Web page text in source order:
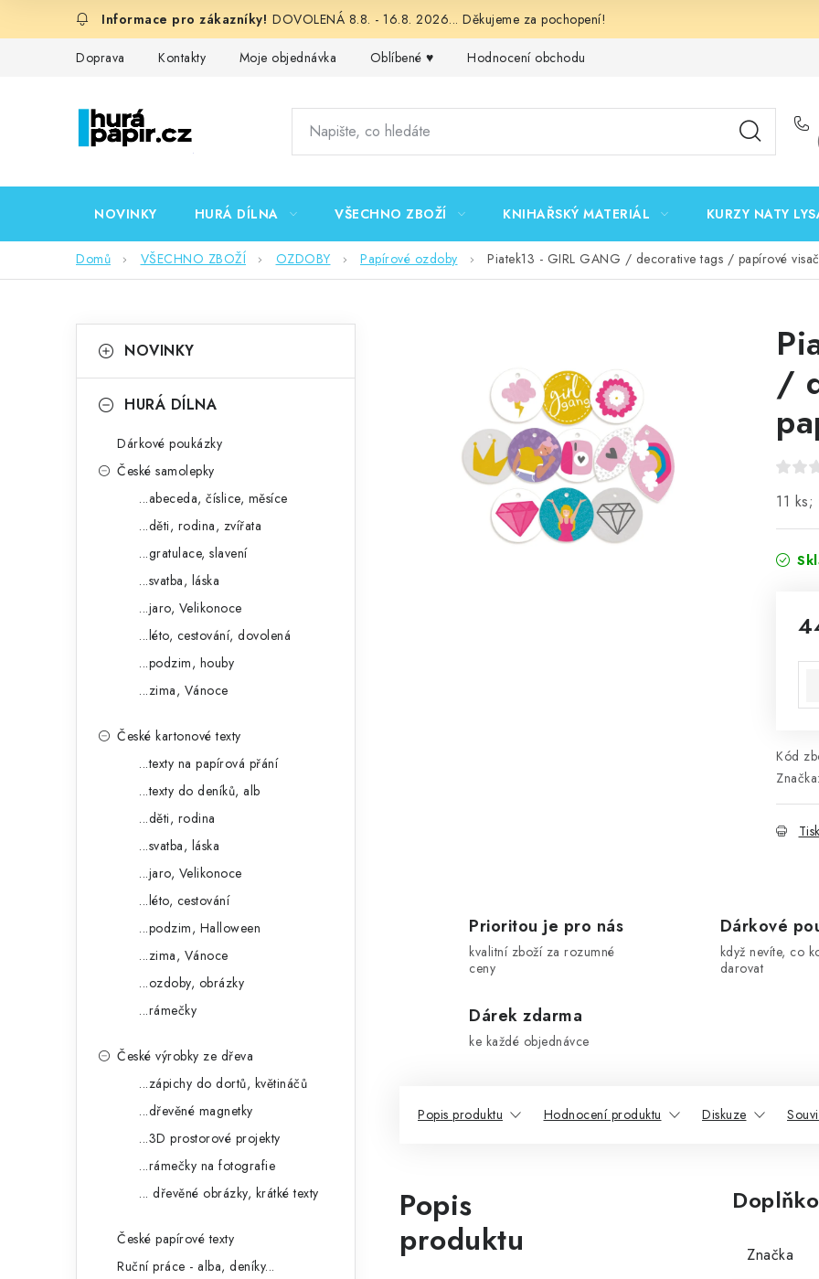
DOVOLENÁ 8.8. - 16.8. 2026... Děkujeme za pochopení!
Doprava Kontakty Moje objednávka Oblíbené ♥️ Hodnocení obchodu
NOVINKY HURÁ DÍLNA VŠECHNO ZBOŽÍ KNIHAŘSKÝ MATERIÁL KURZY NATY
Domů VŠECHNO ZBOŽÍ OZDOBY Papírové ozdoby Piatek13 - GIRL GANG / decorative tags / papírové
okategorie
a
NOVINKY
HURÁ DÍLNA
Dárkové poukázky
České samolepky
...abeceda, číslice, měsíce
...děti, rodina, zvířata
...gratulace, slavení
...svatba, láska
...jaro, Velikonoce
...léto, cestování, dovolená
...podzim, houby
...zima, Vánoce
České kartonové texty
...texty na papírová přání
...texty do deníků, alb
...děti, rodina
...svatba, láska
...jaro, Velikonoce
...léto, cestování
...podzim, Halloween
...zima, Vánoce
...ozdoby, obrázky
...rámečky
České výrobky ze dřeva
...zápichy do dortů, květináčů
...dřevěné magnetky
...3D prostorové projekty
...rámečky na fotografie
... dřevěné obrázky, krátké texty
České papírové texty
Ruční práce - alba, deníky...
/
11
Kód
Značka:
Tisk
Prioritou je pro nás
kvalitní zboží za rozumné
ceny
Dárkové
když nevíte, co
darovat
Dárek zdarma
ke každé objednávce
Popis produktu Hodnocení produktu Diskuze
Popis
produktu
Značka